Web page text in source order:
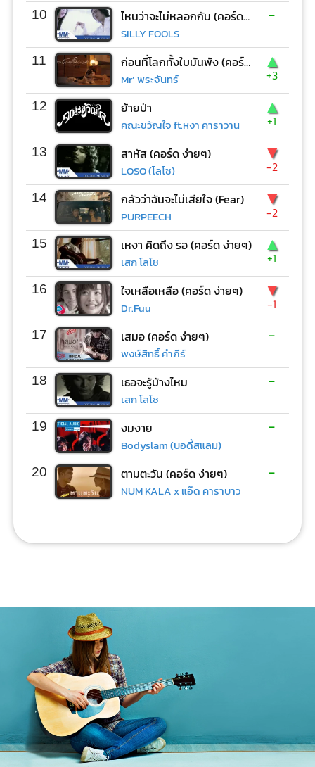
10 ไหนว่าจะไม่หลอกกัน (คอร์ด ง่ายๆ)
SILLY FOOLS
-
11 ก่อนที่โลกทั้งใบมันพัง (คอร์ด ง่ายๆ)
Mr’ พระจันทร์
▲
+3
12 ย้ายป่า
คณะขวัญใจ ft.หงา คาราวาน
▲
+1
13 สาหัส (คอร์ด ง่ายๆ)
LOSO (โลโซ)
▼
-2
14 กลัวว่าฉันจะไม่เสียใจ (Fear)
PURPEECH
▼
-2
15 เหงา คิดถึง รอ (คอร์ด ง่ายๆ)
เสก โลโซ
▲
+1
16 ใจเหลือเหลือ (คอร์ด ง่ายๆ)
Dr.Fuu
▼
-1
17 เสมอ (คอร์ด ง่ายๆ)
พงษ์สิทธิ์ คำภีร์
-
18 เธอจะรู้บ้างไหม
เสก โลโซ
-
19 งมงาย
Bodyslam (บอดี้สแลม)
-
20 ตามตะวัน (คอร์ด ง่ายๆ)
NUM KALA x แอ๊ด คาราบาว
-